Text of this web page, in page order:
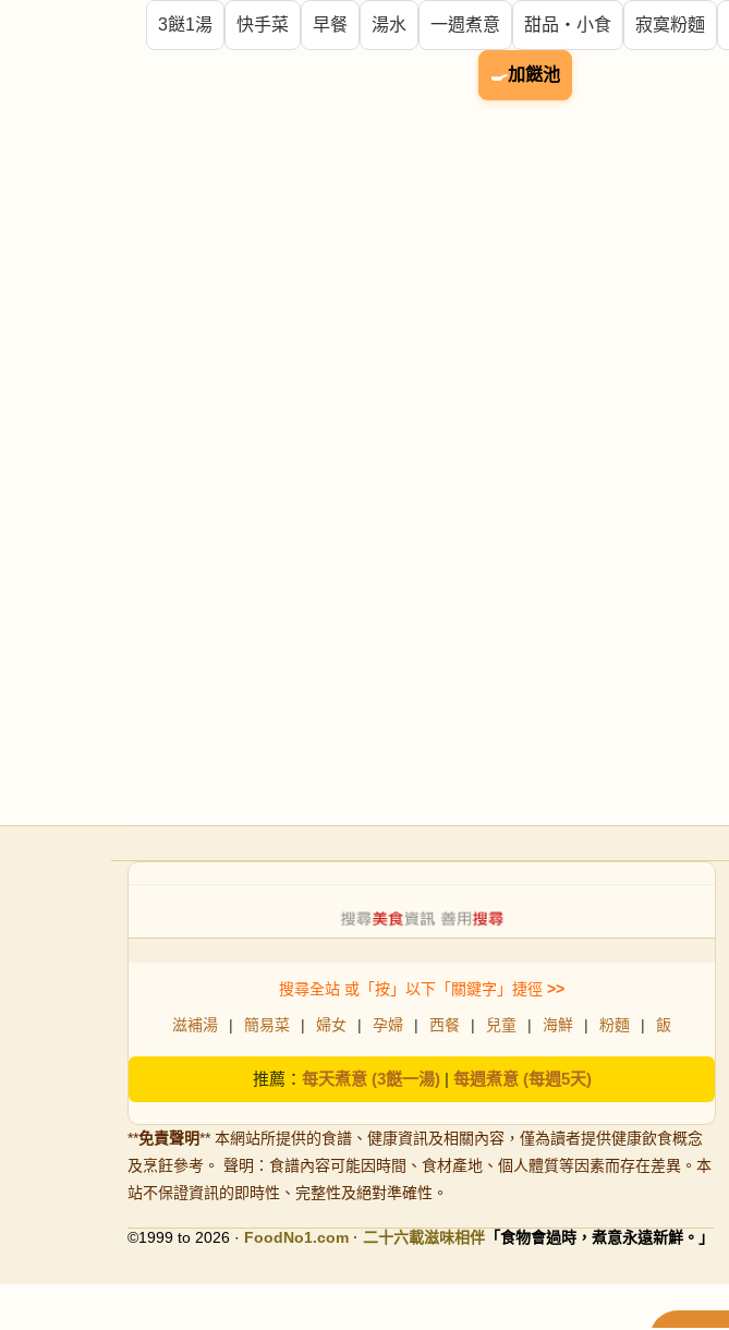
3餸1湯 快手菜 早餐 湯水 一週煮意 甜品・小食 寂寞粉麵
🍳加餸池
搜尋全站 或「按」以下「關鍵字」捷徑 >>
滋補湯 | 簡易菜 | 婦女 | 孕婦 | 西餐 | 兒童 | 海鮮 | 粉麵 | 飯
推薦： 每天煮意 (3餸一湯)| 每週煮意 (每週5天)
**免責聲明** 本網站所提供的食譜、健康資訊及相關內容，僅為讀者提供健康飲食概念
及烹飪參考。 聲明：食譜內容可能因時間、食材產地、個人體質等因素而存在差異。本
站不保證資訊的即時性、完整性及絕對準確性。
©1999 to 2026 · FoodNo1.com · 二十六載滋味相伴 「食物會過時，煮意永遠新鮮。」